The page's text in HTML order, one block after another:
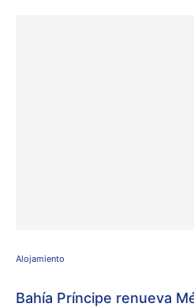
Alojamiento
Bahía Príncipe renueva